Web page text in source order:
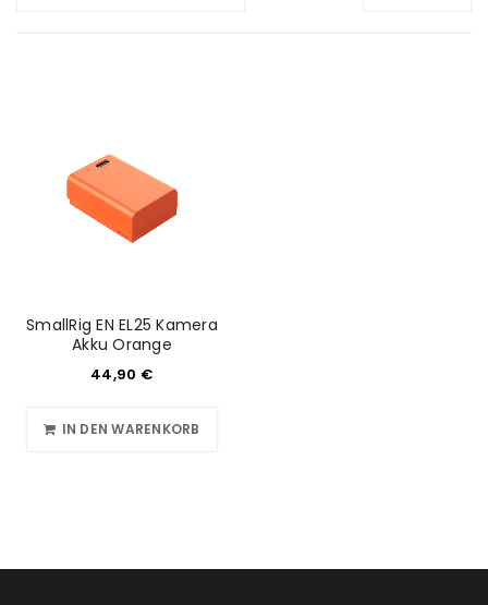
SmallRig EN EL25 Kamera
Akku Orange
44,90 €
IN DEN WARENKORB